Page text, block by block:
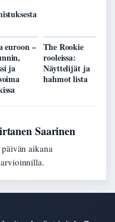
euroon –
ja
The Rookie
rooleissa:
Näyttelijät ja
hahmot lista
Saarinen
aikana